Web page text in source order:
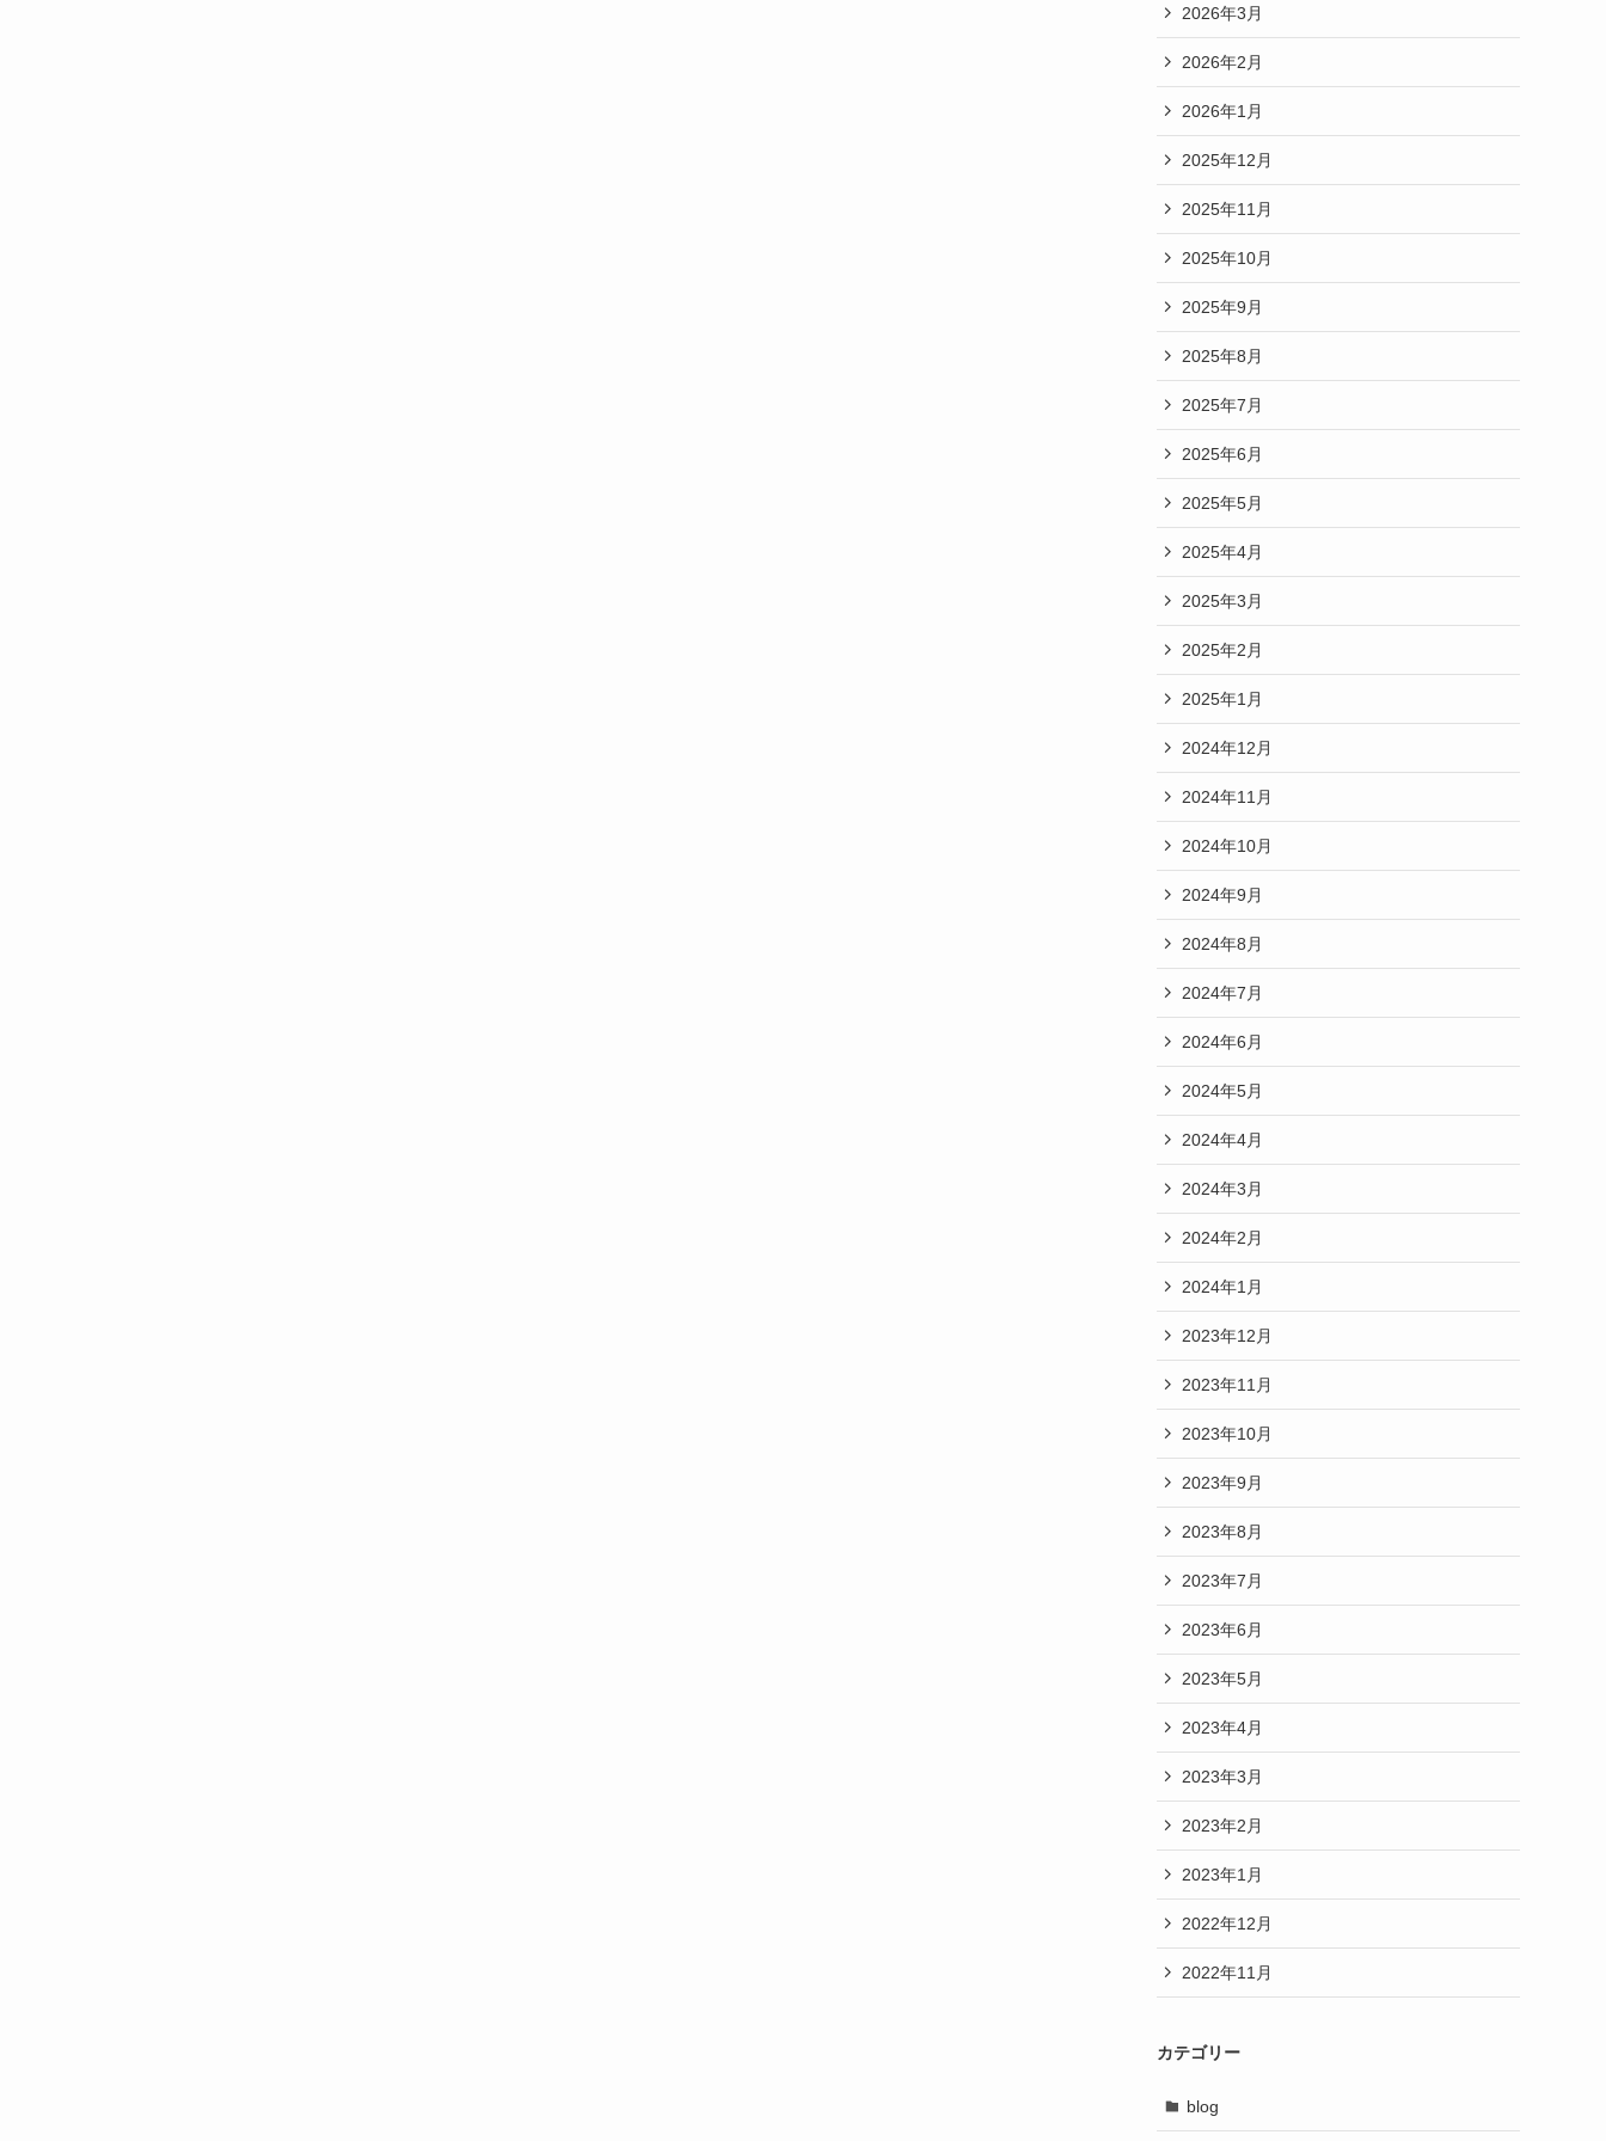
2026年3月
2026年2月
2026年1月
2025年12月
2025年11月
2025年10月
2025年9月
2025年8月
2025年7月
2025年6月
2025年5月
2025年4月
2025年3月
2025年2月
2025年1月
2024年12月
2024年11月
2024年10月
2024年9月
2024年8月
2024年7月
2024年6月
2024年5月
2024年4月
2024年3月
2024年2月
2024年1月
2023年12月
2023年11月
2023年10月
2023年9月
2023年8月
2023年7月
2023年6月
2023年5月
2023年4月
2023年3月
2023年2月
2023年1月
2022年12月
2022年11月
カテゴリー
blog